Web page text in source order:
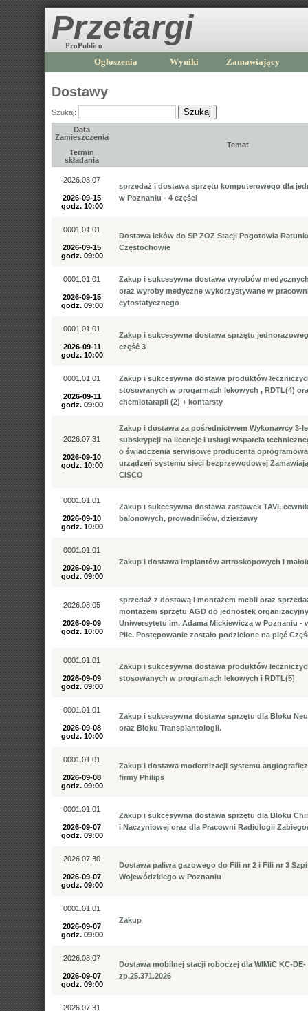
Przetargi
ProPublico
Ogłoszenia Wyniki Zamawiający
Dostawy
Szukaj: Szukaj
Data
Zamieszczenia
Termin
składania
Temat
2026.08.07
2026-09-15
godz. 10:00
sprzedaż i dostawa sprzętu komputerowego dla
w Poznaniu - 4 części
0001.01.01
2026-09-15
godz. 09:00
Dostawa leków do SP ZOZ Stacji Pogotowia
Częstochowie
0001.01.01
2026-09-15
godz. 09:00
Zakup i sukcesywna dostawa wyrobów
oraz wyroby medyczne wykorzystywane w
cytostatycznego
0001.01.01
2026-09-11
godz. 10:00
Zakup i sukcesywna dostawa sprzętu
część 3
0001.01.01
2026-09-11
godz. 09:00
Zakup i sukcesywna dostawa produktów
stosowanych w progarmach lekowych , RDTL(4)
chemiotarapii (2) + kontarsty
2026.07.31
2026-09-10
godz. 10:00
Zakup i dostawa za pośrednictwem Wykonawcy 3-
subskrypcji na licencje i usługi wsparcia
o świadczenia serwisowe producenta
urządzeń systemu sieci bezprzewodowej
CISCO
0001.01.01
2026-09-10
godz. 10:00
Zakup i sukcesywna dostawa zastawek TAVI,
balonowych, prowadników, dzierżawy
0001.01.01
2026-09-10
godz. 09:00
Zakup i dostawa implantów artroskopowych i
2026.08.05
2026-09-09
godz. 10:00
sprzedaż z dostawą i montażem mebli oraz
montażem sprzętu AGD do jednostek
Uniwersytetu im. Adama Mickiewicza w Poznaniu -
Pile. Postępowanie zostało podzielone na pięć
0001.01.01
2026-09-09
godz. 09:00
Zakup i sukcesywna dostawa produktów
stosowanych w programach lekowych i RDTL(5]
0001.01.01
2026-09-08
godz. 10:00
Zakup i sukcesywna dostawa sprzętu dla Bloku
oraz Bloku Transplantologii.
0001.01.01
2026-09-08
godz. 09:00
Zakup i dostawa modernizacji systemu
firmy Philips
0001.01.01
2026-09-07
godz. 09:00
Zakup i sukcesywna dostawa sprzętu dla Bloku
i Naczyniowej oraz dla Pracowni Radiologii
2026.07.30
2026-09-07
godz. 09:00
Dostawa paliwa gazowego do Fili nr 2 i Fili nr 3
Wojewódzkiego w Poznaniu
0001.01.01
2026-09-07
godz. 09:00
Zakup
2026.08.07
2026-09-07
godz. 09:00
Dostawa mobilnej stacji roboczej dla WIMiC KC-DE-
zp.25.371.2026
2026.07.31